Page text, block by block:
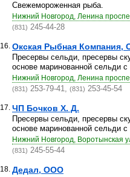
Свежемороженная рыба.
Нижний Новгород, Ленина
(831) 245-44-28
16. Окская Рыбная
Пресервы сельди, пресервы
основе маринованной сельди
Нижний Новгород, Ленина
(831) 253-79-41, (831) 253-45-54
17. ЧП Бочков Х. Д.
Пресервы сельди, пресервы
основе маринованной сельди
Нижний Новгород, Воротынская
(831) 245-55-44
18. Дедал, ООО